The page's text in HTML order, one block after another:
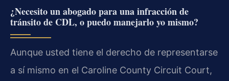
¿Necesito un abogado para una infracción de
tránsito de CDL, o puedo manejarlo yo mismo?
Aunque usted tiene el derecho de representarse
a sí mismo en el Caroline County Circuit Court,